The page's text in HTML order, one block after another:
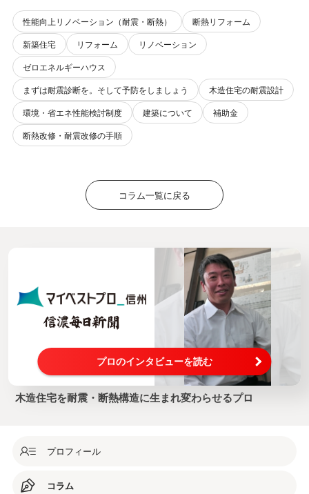
性能向上リノベーション（耐震・断熱）
断熱リフォーム
新築住宅
リフォーム
リノベーション
ゼロエネルギーハウス
まずは耐震診断を。そして予防をしましょう
木造住宅の耐震設計
環境・省エネ性能検討制度
建築について
補助金
断熱改修・耐震改修の手順
コラム一覧に戻る
プロのインタビューを読む
木造住宅を耐震・断熱構造に生まれ変わらせるプロ
プロフィール
コラム